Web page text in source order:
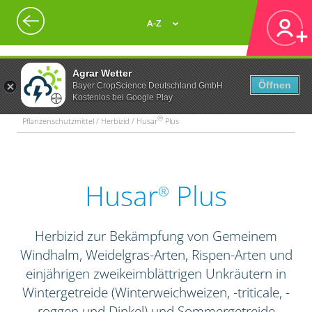
Agrar Wetter
Bayer CropScience Deutschland GmbH
Kostenlos bei Google Play
Öffnen
A-Z
Pflanzenschutzmittel / Herbizid / Husar® Plus
Husar® Plus
Herbizid zur Bekämpfung von Gemeinem
Windhalm, Weidelgras-Arten, Rispen-Arten und
einjährigen zweikeimblättrigen Unkräutern in
Wintergetreide (Winterweichweizen, -triticale, -